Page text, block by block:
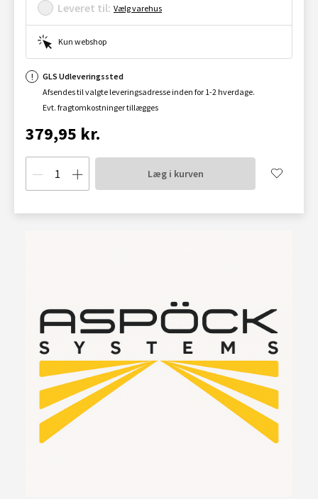
Leveret til: Vælg varehus
Kun webshop
GLS Udleveringssted
Afsendes til valgte leveringsadresse inden for 1-2 hverdage.
Evt. fragtomkostninger tillægges
379,95 kr.
Læg i kurven